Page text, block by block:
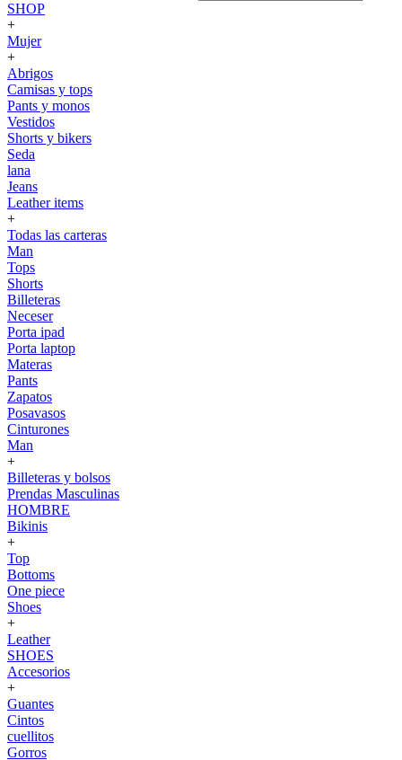
SHOP
+
Mujer
+
Abrigos
Camisas y tops
Pants y monos
Vestidos
Shorts y bikers
Seda
lana
Jeans
Leather items
+
Todas las carteras
Man
Tops
Shorts
Billeteras
Neceser
Porta ipad
Porta laptop
Materas
Pants
Zapatos
Posavasos
Cinturones
Man
+
Billeteras y bolsos
Prendas Masculinas
HOMBRE
Bikinis
+
Top
Bottoms
One piece
Shoes
+
Leather
SHOES
Accesorios
+
Guantes
Cintos
cuellitos
Gorros